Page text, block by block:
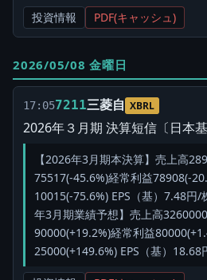
投資情報 PDF(キャッシュ)
2026/05/08 金曜日
17:057211三菱自 XBRL
2026年３月期 決算短信〔日本基
【2026年3月期本決算】売上高
75517(-45.6%)経常利益78908(-
10015(-75.6%) EPS（基）7.48円
年3月期業績予想】売上高
90000(+19.2%)経常利益
25000(+149.6%) EPS（基）18.68